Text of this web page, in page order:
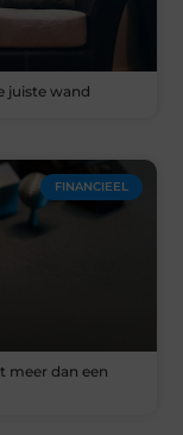
juiste wand
FINANCIEEL
meer dan een